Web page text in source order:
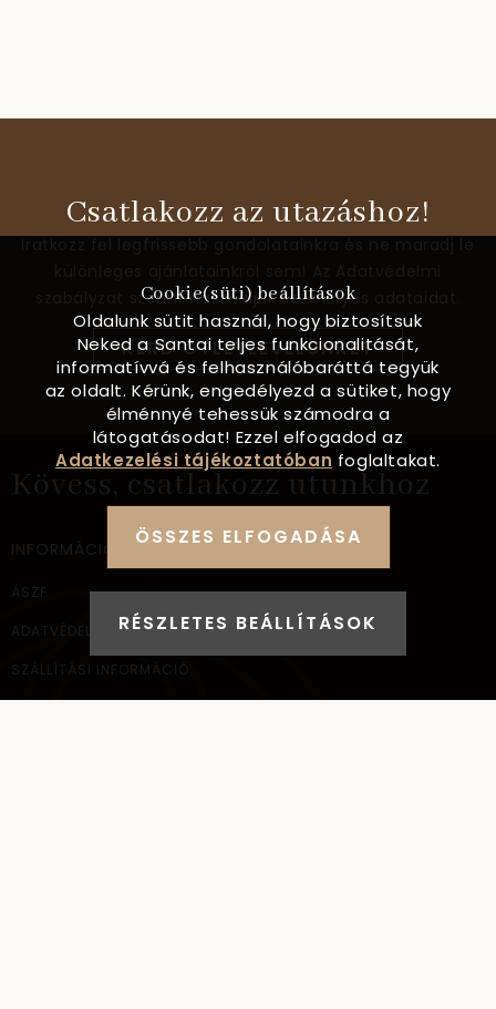
Csatlakozz az utazáshoz!
szabályzat szerint használjuk személyes adataidat.
KÉRD ÖTLETLEVELÜNKET
Kövess, csatlakozz utunkhoz
INFORMÁCIÓ
ÁSZF
ADATVÉDELEM
SZÁLLÍTÁSI INFORMÁCIÓ
Cookie(süti) beállítások
Oldalunk sütit használ, hogy biztosítsuk
Neked a Santai teljes funkcionalitását,
informatívvá és felhasználóbaráttá tegyük
az oldalt. Kérünk, engedélyezd a sütiket, hogy
élménnyé tehessük számodra a
látogatásodat! Ezzel elfogadod az
Adatkezelési tájékoztatóban foglaltakat.
ÖSSZES ELFOGADÁSA
RÉSZLETES BEÁLLÍTÁSOK